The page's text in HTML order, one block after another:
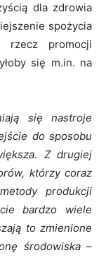
dla zdrowia
spożycia
rzecz promocji
się m.in. na
się nastroje
do sposobu
Z drugiej
którzy coraz
produkcji
bardzo wiele
to zmienione
środowiska –